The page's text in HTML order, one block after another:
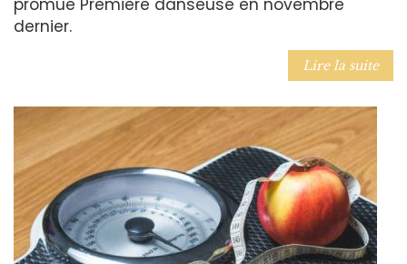
promue Première danseuse en novembre
dernier.
Lire la suite